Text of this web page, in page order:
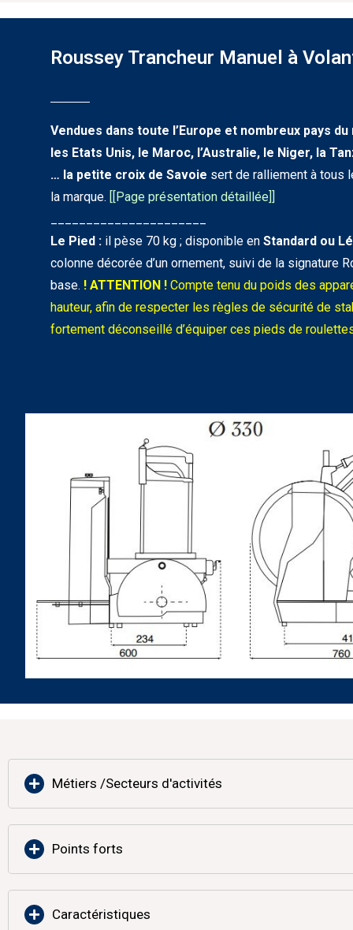
Roussey Trancheur Manuel à
Vendues dans toute l’Europe et nombreux pays
les Etats Unis, le Maroc, l’Australie, le Niger, la
… la petite croix de Savoie sert de ralliement à tous
la marque.
[Page présentation détaillée]
Le Pied : il pèse 70 kg ; disponible enStandard ou
colonne décorée d’un ornement, suivi de la signature
base. ! ATTENTION !Compte tenu du poids des
hauteur, afin de respecter les règles de sécurité de
fortement déconseillé d’équiper ces pieds de
Métiers /Secteurs d'activités
Grande maison de produits régionaux
Points forts
Caractéristiques